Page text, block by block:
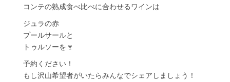
コンテの熟成食べ比べに合わせるワインは
ジュラの赤
プールサールと
トゥルソーを🍷
予約ください！
もし沢山希望者がいたらみんなでシェアしましょう！